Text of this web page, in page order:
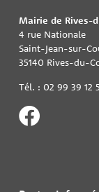
Mairie de Rives-
4 rue Nationale
Saint-Jean-sur-
35140 Rives-du-
Tél. : 02 99 39 12